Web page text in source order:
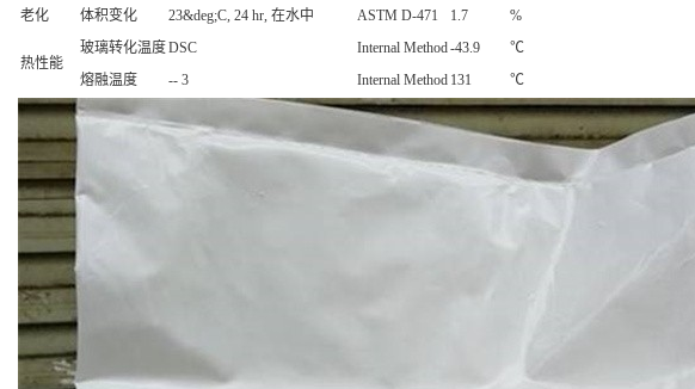
老化
体积变化 23&deg;C, 24 hr, 在水中 ASTM D-471 1.7 %
热性能
玻璃转化温度DSC Internal Method-43.9
℃
熔融温度
-- 3 Internal Method 131 ℃